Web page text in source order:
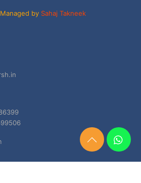
by Sahaj Takneek
Need